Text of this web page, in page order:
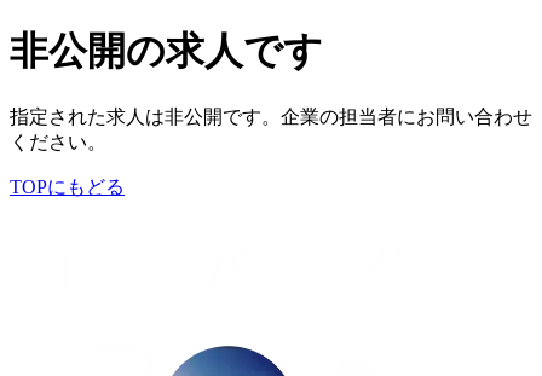
非公開の求人です
指定された求人は非公開です。企業の担当者にお問い合わせ
ください。
TOPにもどる